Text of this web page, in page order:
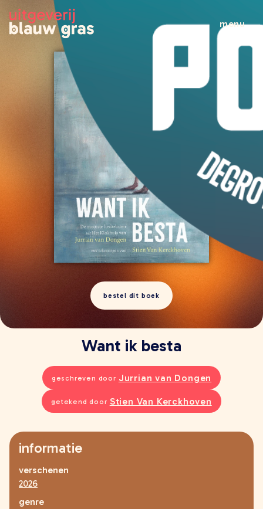
menu
al het nieuws
brochures
leestips
evenementen
boeken
alle boeken
kinderboeken
jeugdboeken
young adult
volwassenen
lees meer onzin
extra
leesmeeronzin.nl
defantastischebus.nl
makers
bestel dit boek
Want ik besta
geschreven door Jurrian van Dongen
getekend door Stien Van Kerckhoven
informatie
verschenen
2026
genre